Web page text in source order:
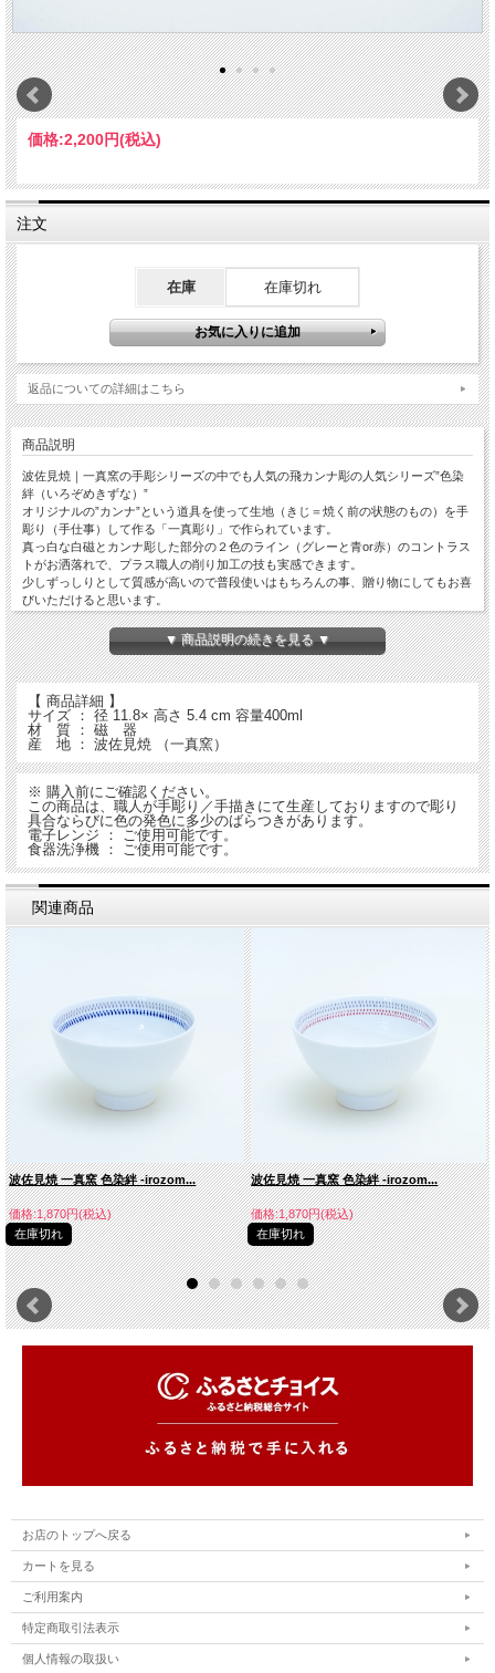
価格:2,200円(税込)
注文
在庫 在庫切れ
返品についての詳細はこちら
商品説明
波佐見焼｜一真窯の手彫シリーズの中でも人気の飛カンナ彫の人気シリーズ”色染
絆（いろぞめきずな）”
オリジナルの”カンナ”という道具を使って生地（きじ＝焼く前の状態のもの）を手
彫り（手仕事）して作る「一真彫り」で作られています。
真っ白な白磁とカンナ彫した部分の２色のライン（グレーと青or赤）のコントラス
トがお洒落れで、プラス職人の削り加工の技も実感できます。
少しずっしりとして質感が高いので普段使いはもちろんの事、贈り物にしてもお喜
びいただけると思います。
フラットプレートと合わせて蓋物としてもお使いいただけます。
▼ 商品説明の続きを見る ▼
【 商品詳細 】
サイズ ： 径 11.8× 高さ 5.4 cm 容量400ml
材 質 ： 磁 器
産 地 ： 波佐見焼 （一真窯）
※ 購入前にご確認ください。
この商品は、職人が手彫り／手描きにて生産しておりますので彫り
具合ならびに色の発色に多少のばらつきがあります。
電子レンジ ： ご使用可能です。
食器洗浄機 ： ご使用可能です。
関連商品
波佐見焼 一真窯 色染絆 -irozom...
価格:1,870円(税込)
在庫切れ
波佐見焼 一真窯 色染絆 -irozom...
価格:1,870円(税込)
在庫切れ
お店のトップへ戻る
カートを見る
ご利用案内
特定商取引法表示
個人情報の取扱い